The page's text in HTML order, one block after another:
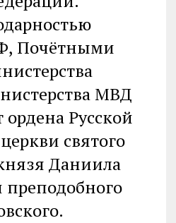
Почётными
МВД
Русской
святого
Даниила
преподобного